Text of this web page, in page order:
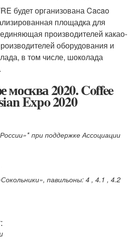
будет организована Cacao
площадка для
производителей какао-
оборудования и
в том числе, шоколада
2020. Coffee
Expo 2020
при поддержке Ассоциации
павильоны: 4 , 4.1 , 4.2